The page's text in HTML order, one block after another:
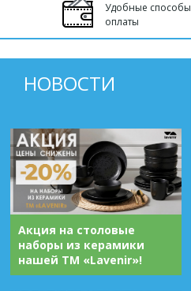
Удобные способы
оплаты
НОВОСТИ
Акция на столовые
наборы из керамики
нашей ТМ «Lavenir»!